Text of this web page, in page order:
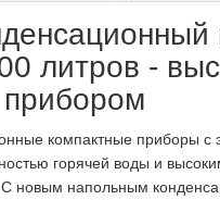
литров -
компактные приборы с
горячей воды и
С новым напольным